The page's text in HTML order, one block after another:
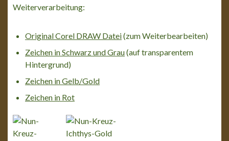
Weiterverarbeitung:
Original Corel DRAW Datei(zum Weiterbearbeiten)
Zeichen in Schwarz und Grau(auf transparentem
Hintergrund)
Zeichen in Gelb/Gold
Zeichen in Rot